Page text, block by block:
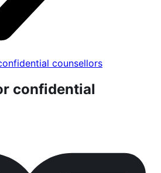
counsellors
confidential